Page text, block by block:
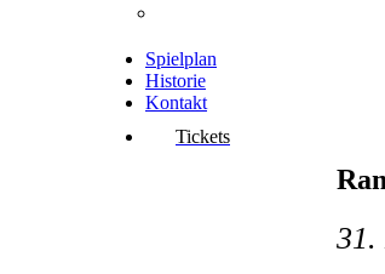
Spielplan
Historie
Kontakt
Tickets
31.